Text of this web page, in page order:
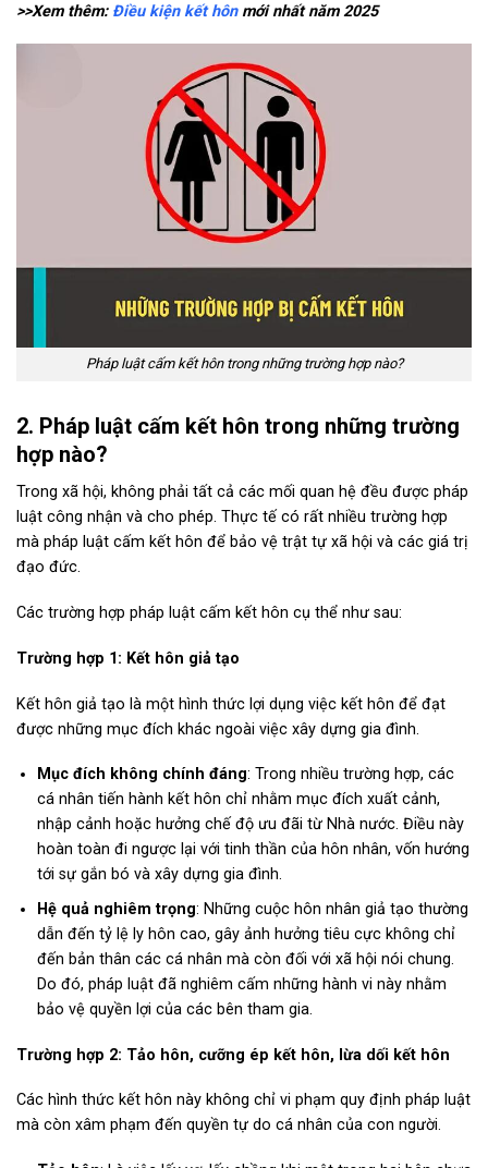
>>Xem thêm: Điều kiện kết hônmới nhất năm 2025
Pháp luật cấm kết hôn trong những trường hợp nào?
2. Pháp luật cấm kết hôn trong những trường
hợp nào?
Trong xã hội, không phải tất cả các mối quan hệ đều được pháp
luật công nhận và cho phép. Thực tế có rất nhiều trường hợp
mà pháp luật cấm kết hôn để bảo vệ trật tự xã hội và các giá trị
đạo đức.
Các trường hợp pháp luật cấm kết hôn cụ thể như sau:
Trường hợp 1: Kết hôn giả tạo
Kết hôn giả tạo là một hình thức lợi dụng việc kết hôn để đạt
được những mục đích khác ngoài việc xây dựng gia đình.
Mục đích không chính đáng: Trong nhiều trường hợp, các
cá nhân tiến hành kết hôn chỉ nhằm mục đích xuất cảnh,
nhập cảnh hoặc hưởng chế độ ưu đãi từ Nhà nước. Điều này
hoàn toàn đi ngược lại với tinh thần của hôn nhân, vốn hướng
tới sự gắn bó và xây dựng gia đình.
Hệ quả nghiêm trọng: Những cuộc hôn nhân giả tạo thường
dẫn đến tỷ lệ ly hôn cao, gây ảnh hưởng tiêu cực không chỉ
đến bản thân các cá nhân mà còn đối với xã hội nói chung.
Do đó, pháp luật đã nghiêm cấm những hành vi này nhằm
bảo vệ quyền lợi của các bên tham gia.
Trường hợp 2: Tảo hôn, cưỡng ép kết hôn, lừa dối kết hôn
Các hình thức kết hôn này không chỉ vi phạm quy định pháp luật
mà còn xâm phạm đến quyền tự do cá nhân của con người.